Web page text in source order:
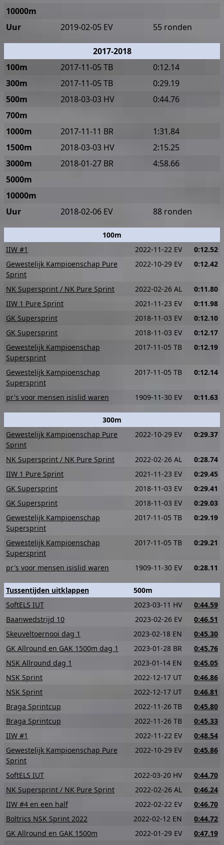
100m
IIW #1
2022-11-22 EV 0:12.52
Gewestelijk Kampioenschap Pure
Sprint
2022-10-29 EV 0:12.42
NK Supersprint / NK Pure Sprint 2022-02-26 AL 0:11.80
IIW 1 Pure Sprint
2021-11-23 EV 0:11.98
GK Supersprint
2018-11-03 EV 0:12.10
GK Supersprint
2018-11-03 EV 0:12.17
Gewestelijk Kampioenschap
Supersprint
2017-11-05 TB 0:12.19
Gewestelijk Kampioenschap
Supersprint
2017-11-05 TB 0:12.14
pr's voor mensen isislid waren 1909-11-30 EV 0:11.63
300m
Gewestelijk Kampioenschap Pure
Sprint
2022-10-29 EV 0:29.37
NK Supersprint / NK Pure Sprint 2022-02-26 AL 0:28.74
IIW 1 Pure Sprint
2021-11-23 EV 0:29.45
GK Supersprint
2018-11-03 EV 0:29.41
GK Supersprint
2018-11-03 EV 0:29.03
Gewestelijk Kampioenschap
Supersprint
2017-11-05 TB 0:29.19
Gewestelijk Kampioenschap
Supersprint
2017-11-05 TB 0:29.21
pr's voor mensen isislid waren 1909-11-30 EV 0:28.11
Tussentijden uitklappen
500m
SoftELS IUT
2023-03-11 HV 0:44.59
Baanwedstrijd 10
2023-02-26 EV 0:46.51
Skeuveltoernooi dag 1
2023-02-18 EN 0:45.30
GK Allround en GAK 1500m dag 1
2023-01-28 BR 0:45.76
NSK Allround dag 1
2023-01-14 EN 0:45.05
NSK Sprint
2022-12-17 UT 0:46.86
NSK Sprint
2022-12-17 UT 0:46.81
Braga Sprintcup
2022-11-26 TB 0:45.80
Braga Sprintcup
2022-11-26 TB 0:45.33
IIW #1
2022-11-22 EV 0:48.54
Gewestelijk Kampioenschap Pure
Sprint
2022-10-29 EV 0:45.86
SoftELS IUT 2022-03-20 HV 0:44.70
NK Supersprint / NK Pure Sprint
2022-02-26 AL 0:46.24
IIW #4 en een half
2022-02-22 EV 0:46.70
Boltrics NSK Sprint 2022
2022-02-12 EN 0:44.72
GK Allround en GAK 1500m
2022-01-29 EV 0:47.19
10000m
Uur
2019-02-05 EV 55 ronden
2017-2018
100m
2017-11-05 TB
0:12.14
300m
2017-11-05 TB
0:29.19
500m
2018-03-03 HV
0:44.76
700m
1000m
2017-11-11 BR
1:31.84
1500m
2018-03-03 HV
2:15.25
3000m
2018-01-27 BR
4:58.66
5000m
10000m
Uur
2018-02-06 EV 88 ronden